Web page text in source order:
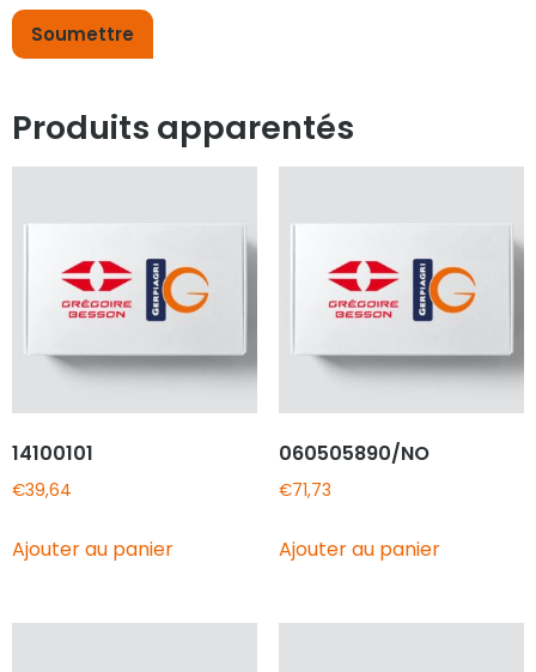
Produits apparentés
14100101
€39,64
Ajouter au panier
060505890/NO
€71,73
Ajouter au panier